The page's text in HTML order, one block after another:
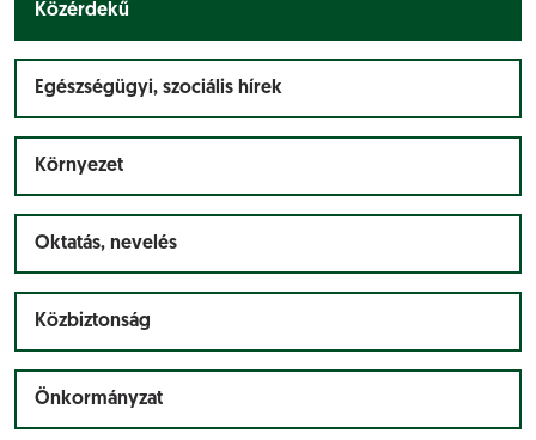
Közérdekű
Egészségügyi, szociális hírek
Környezet
Oktatás, nevelés
Közbiztonság
Önkormányzat